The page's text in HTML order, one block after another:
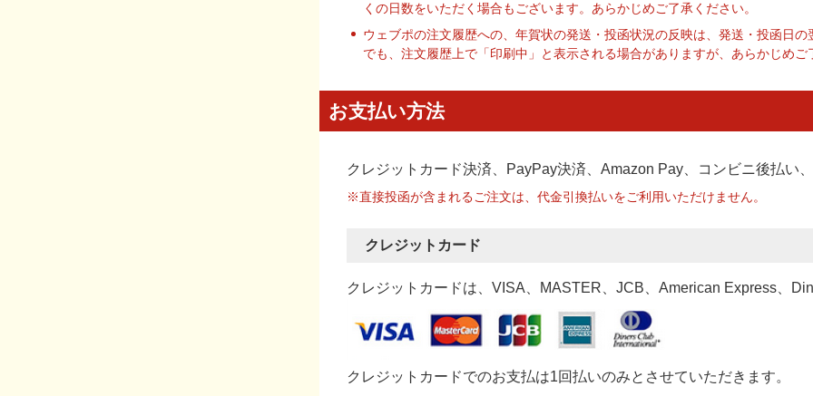
くの日数をいただく場合もございます。あらかじめご了承ください。
ウェブポの注文履歴への、年賀状の発送・投函状況の反映は、発送・投函日
でも、注文履歴上で「印刷中」と表示される場合がありますが、あらかじめご
お支払い方法
クレジットカード決済、PayPay決済 、Amazon Pay、コンビニ後払い
※直接投函が含まれるご注文は、代金引換払いをご利用いただけません。
クレジットカード
クレジットカードは、VISA、MASTER、JCB、American Express、
クレジットカードでのお支払は1回払いのみとさせていただきます。